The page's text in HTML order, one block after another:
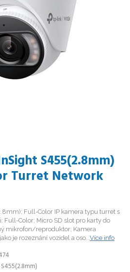
S455(2.8mm)
Turret Network
Full-Color IP kamera typu turret s
Full-Color; Micro SD slot pro karty do
mikrofon/reproduktor; Kamera
je rozeznání vozidel a oso...Více info